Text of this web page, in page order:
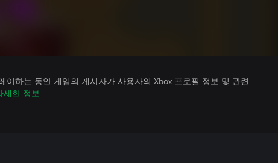
이하는 동안 게임의 게시자가 사용자의 Xbox 프로필 정보 및 관련
세한 정보